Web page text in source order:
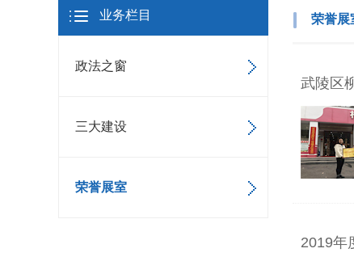
业务栏目
政法之窗
三大建设
荣誉展室
荣誉展
武陵区
2019年